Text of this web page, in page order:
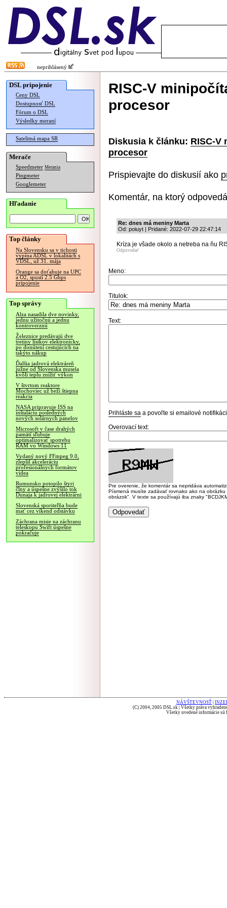
neprihlásený
DSL pripojenie
Ceny DSL
Dostupnosť DSL
Fórum o DSL
Výsledky meraní
Satelitná mapa SR
Merače
Speedmeter Merania
Pingmeter
Googlemeter
Hľadanie
Top články
Na Slovensku sa v tichosti
vypína ADSL v lokalitách s
VDSL, už 31. mája
Orange sa doťahuje na UPC
a O2, spustí 2.5 Gbps
pripojenie
Top správy
Alza nasadila dve novinky,
jednu užitočnú a jednu
kontroverznú
Železnice predávajú dve
tretiny lístkov elektronicky,
po donútení cestujúcich na
takýto nákup
Ďalšia jadrová elektráreň
južne od Slovenska musela
kvôli teplu znížiť výkon
V štvrtom reaktore
Mochoviec už beží štiepna
reakcia
NASA pripravuje ISS na
inštaláciu posledných
nových solárnych panelov
Microsoft v čase drahých
pamätí sľubuje
optimalizovať spotrebu
RAM vo Windows 11
Vydaný nový FFmpeg 9.0,
zlepšil akceleráciu
profesionálnych formátov
videa
Rumunsko potopilo štyri
člny a úspešne zvýšilo tok
Dunaja k jadrovej elektrárni
Slovenská sporiteľňa bude
mať cez víkend odstávku
Záchrana misie na záchranu
teleskopu Swift úspešne
pokračuje
RISC-V
procesor
Diskusia k článku: RISC-V
procesor
Prispievajte do diskusií ako
Komentár, na ktorý
Re: dnes má meniny Marta
Od: poiuyt | Pridané: 2022-07-29 22:47:14
Kríza je všade okolo a netreba na ňu
Odpovedať
Meno:
Titulok:
Text:
Prihláste sa a povoľte si emailové
Overovací text:
Pre overenie, že komentár sa nepridáva
Písmená musíte zadávať rovnako ako na
obrázok". V texte sa používajú iba znaky
NÁVŠTEVNOSŤ
(C) 2004, 2005 DSL.sk | Všetky práva
Všetky uvedené informácie sú